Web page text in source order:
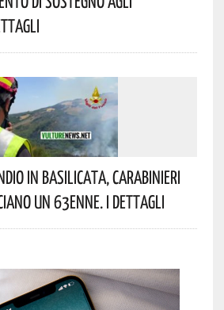
In Basilicata, Carabinieri
Un 63enne. I Dettagli